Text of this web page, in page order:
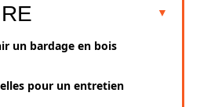
un bardage en bois
pour un entretien